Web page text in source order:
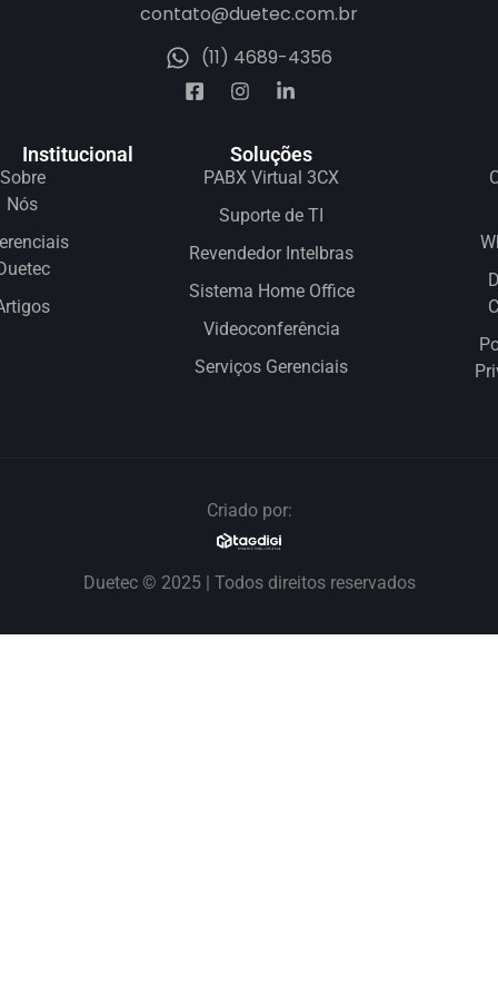
contato@duetec.com.br
(11) 4689-4356
Institucional
Sobre
Nós
Soluções
PABX Virtual 3CX
Suporte de TI
Revendedor Intelbras
Sistema Home Office
Videoconferência
Serviços Gerenciais
Criado por:
Duetec © 2025 | Todos direitos reservados